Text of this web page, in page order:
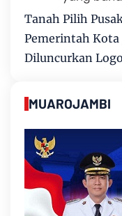
Tanah Pilih
Pemerintah Kota
Diluncurkan Logo
MUAROJAMBI